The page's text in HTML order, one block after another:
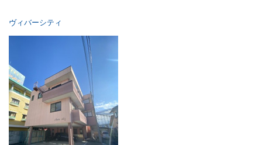
ヴィバーシティ